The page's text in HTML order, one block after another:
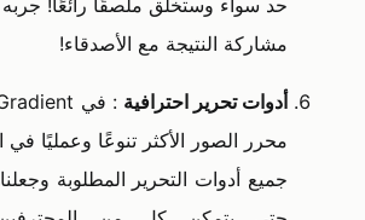
مشاركة النتيجة مع الأصدقاء!
أدوات تحرير احترافية
محرر الصور الأكثر تنوعًا وعمليًا في
جميع أدوات التحرير المطلوبة